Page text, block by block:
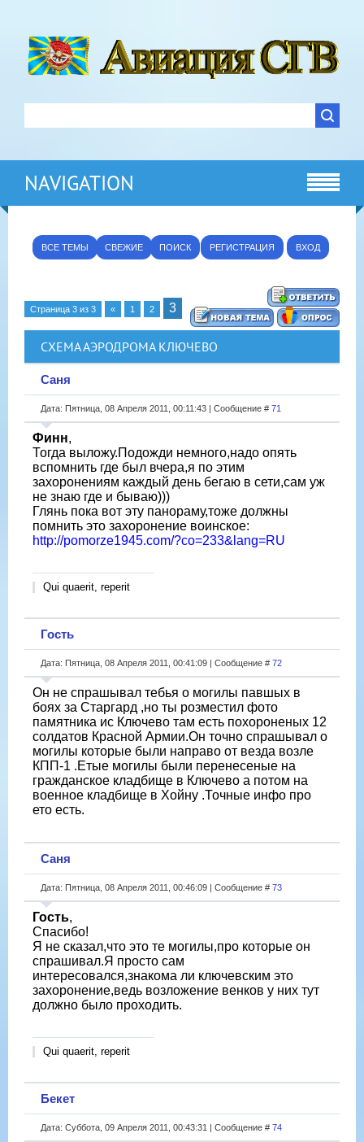
NAVIGATION
ВСЕ ТЕМЫ СВЕЖИЕ ПОИСК РЕГИСТРАЦИЯ ВХОД
Страница 3 из 3 « 1 2 3
СХЕМА АЭРОДРОМА КЛЮЧЕВО
Саня
Дата: Пятница, 08 Апреля 2011, 00:11:43 | Сообщение # 71
Финн,
Тогда выложу.Подожди немного,надо опять
вспомнить где был вчера,я по этим
захоронениям каждый день бегаю в сети,сам уж
не знаю где и бываю)))
Глянь пока вот эту панораму,тоже должны
помнить это захоронение воинское:
http://pomorze1945.com/?co=233&lang=RU
Qui quaerit, reperit
Гость
Дата: Пятница, 08 Апреля 2011, 00:41:09 | Сообщение # 72
Он не спрашывал тебья о могилы павшых в
боях за Старгард ,но ты розместил фото
памятника ис Ключево там есть похороненых 12
солдатов Красной Армии.Он точно спрашывал о
могилы которые были направо от везда возле
КПП-1 .Етые могилы были перенесеные на
гражданское кладбище в Ключево а потом на
военное кладбище в Хойну .Точные инфо про
ето есть.
Саня
Дата: Пятница, 08 Апреля 2011, 00:46:09 | Сообщение # 73
Гость,
Спасибо!
Я не сказал,что это те могилы,про которые он
спрашивал.Я просто сам
интересовался,знакома ли ключевским это
захоронение,ведь возложение венков у них тут
должно было проходить.
Qui quaerit, reperit
Бекет
Дата: Суббота, 09 Апреля 2011, 00:43:31 | Сообщение # 74